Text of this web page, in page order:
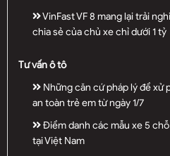
VinFast VF 8 mang lại trải
chia sẻ của chủ xe chỉ dưới 1 tỷ
Tư vấn ô tô
Những căn cứ pháp lý để xử
an toàn trẻ em từ ngày 1/7
Điểm danh các mẫu xe 5
tại Việt Nam